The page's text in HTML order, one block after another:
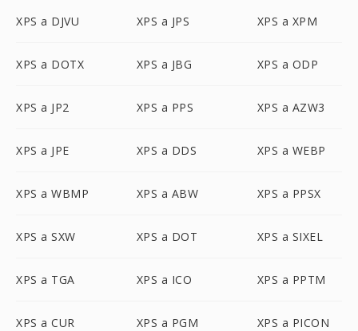
XPS a DJVU XPS a JPS XPS a XPM
XPS a DOTX XPS a JBG XPS a ODP
XPS a JP2 XPS a PPS XPS a AZW3
XPS a JPE XPS a DDS XPS a WEBP
XPS a WBMP XPS a ABW XPS a PPSX
XPS a SXW XPS a DOT XPS a SIXEL
XPS a TGA XPS a ICO XPS a PPTM
XPS a CUR XPS a PGM XPS a PICON